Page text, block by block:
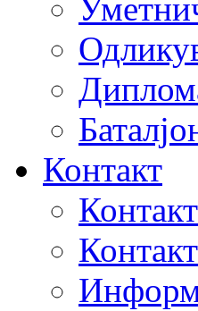
Контакт
Контакт